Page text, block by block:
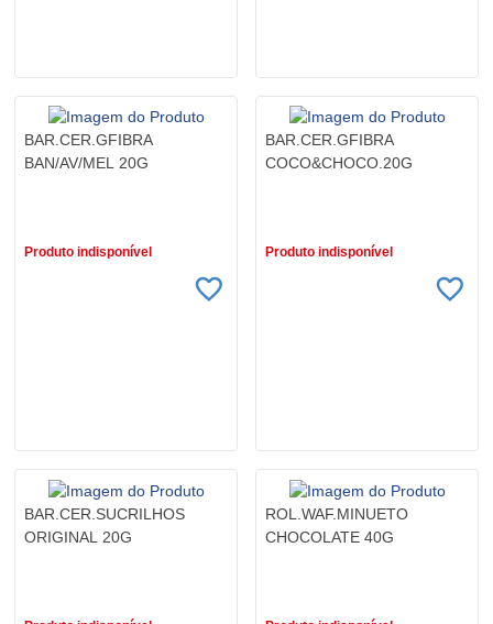
BAR.CER.GFIBRA
BAN/AV/MEL 20G
Produto indisponível
BAR.CER.GFIBRA
COCO&CHOCO.20G
Produto indisponível
BAR.CER.SUCRILHOS
ORIGINAL 20G
ROL.WAF.MINUETO
CHOCOLATE 40G